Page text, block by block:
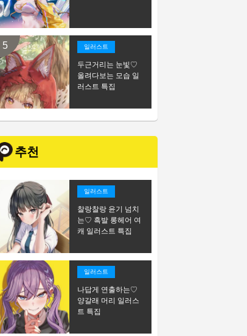
일러스트
두근거리는 눈빛♡
올려다보는 모습 일
러스트 특집
추천
일러스트
찰랑찰랑 윤기 넘치
는♡ 흑발 롱헤어 여
캐 일러스트 특집
일러스트
나답게 연출하는♡
양갈래 머리 일러스
트 특집